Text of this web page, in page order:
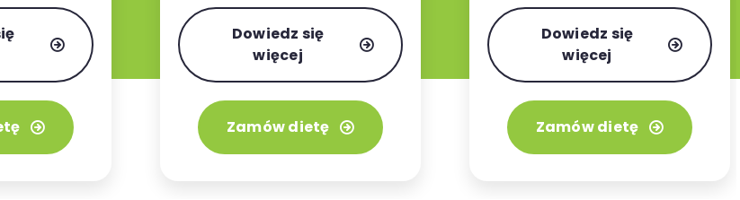
3 lub 4
Dowiedz się
więcej
Zamów dietę
pokarmowego dającego
dłuższe uczucie sytości.
Dowiedz się
więcej
Zamów dietę